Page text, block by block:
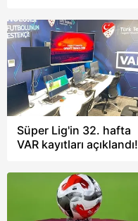
açıkladı
Süper Lig'in 32. hafta
VAR kayıtları açıklandı!